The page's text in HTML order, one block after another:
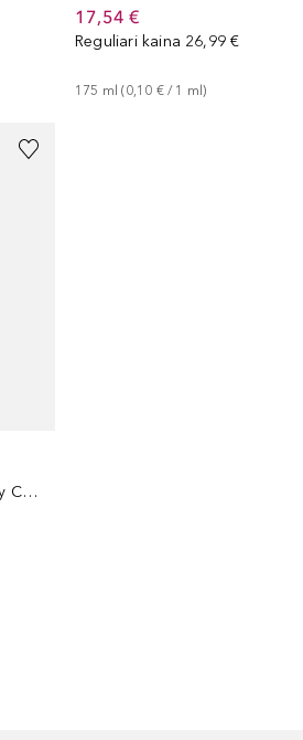
17,54 €
Reguliari kaina 26,99 €
175 ml (0,10 € / 1 ml)
PhytoNourishment 7 Day Cream